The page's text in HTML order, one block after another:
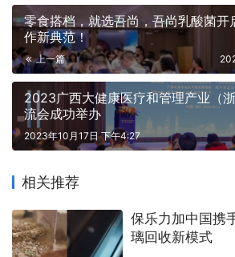
零食搭档，就选吾尚，吾尚乳酸菌开
作新典范！
上一篇
2023广西大健康医疗和管理产业（
流会成功举办
2023年10月17日 下午4:27
相关推荐
保乐力加中国携
璃回收新模式